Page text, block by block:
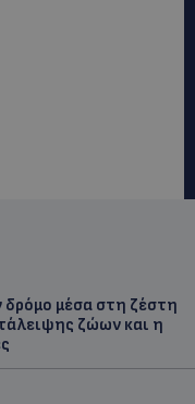
δρόμο μέσα στη ζέστη
ζώων και η